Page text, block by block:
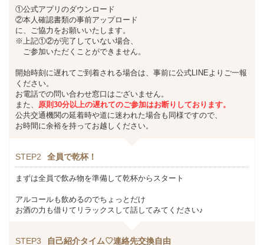
①公式アプリのダウンロード
②本人確認書類の事前アップロード
に、ご協力をお願いいたします。
※上記①②が完了していない場合、
ご参加いただくことができません。
開始時刻に遅れてご到着される場合は、事前に公式LINEよりご一報
ください。
お電話での問い合わせ窓口はございません。
また、 原則30分以上の遅れてのご参加はお断りしております。
公共交通機関の延着時や道に迷われた場合も同様ですので、
お時間に余裕を持ってお越しください。
STEP2 全員で乾杯！
まずは全員で飲み物を準備して乾杯からスタート
アルコールも飲めるのでちょっとだけ
お酒の力も借りてリラックスして話してみてください♪
STEP3 自己紹介タイム♡連絡先交換自由